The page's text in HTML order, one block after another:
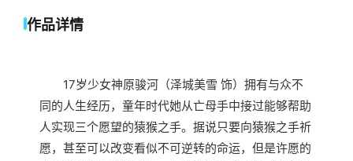
作品详情
17岁少女神原骏河（泽城美雪 饰）拥有与众不
同的人生经历，童年时代她从亡母手中接过能够帮助
人实现三个愿望的猿猴之手。据说只要向猿猴之手祈
愿，甚至可以改变看似不可逆转的命运，但是许愿的